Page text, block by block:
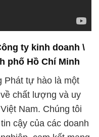
ty kinh doanh \
phố Hồ Chí Minh
Phát tự hào là một
chất lượng và uy
Nam. Chúng tôi
cậy của các doanh